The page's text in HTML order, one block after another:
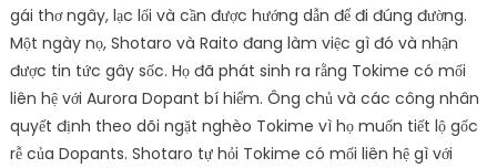
gái thơ ngây, lạc lối và cần được hướng dẫn để đi đúng đường.
Một ngày nọ, Shotaro và Raito đang làm việc gì đó và nhận
được tin tức gây sốc. Họ đã phát sinh ra rằng Tokime có mối
liên hệ với Aurora Dopant bí hiểm. Ông chủ và các công nhân
quyết định theo dõi ngặt nghèo Tokime vì họ muốn tiết lộ gốc
rễ của Dopants. Shotaro tự hỏi Tokime có mối liên hệ gì với